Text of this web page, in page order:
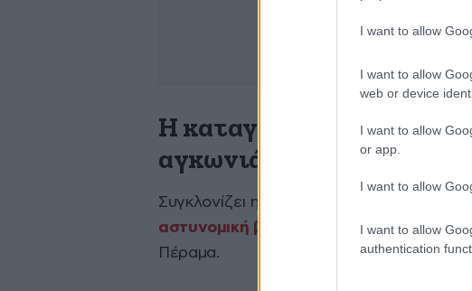
I want to allow
I want to allow
web or device
I want to allow
or app.
I want to allow
I want to allow
authentication
Η καταγγελία της
αγκωνιά στο μάτι και
Συγκλονίζει η
αστυνομική βία
που δέχθηκε κατά τη
Πέραμα.